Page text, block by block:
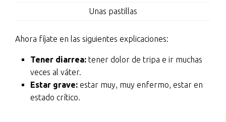
Unas pastillas
Ahora fíjate en las siguientes explicaciones:
Tener diarrea: tener dolor de tripa e ir muchas
veces al váter.
Estar grave: estar muy, muy enfermo, estar en
estado crítico.